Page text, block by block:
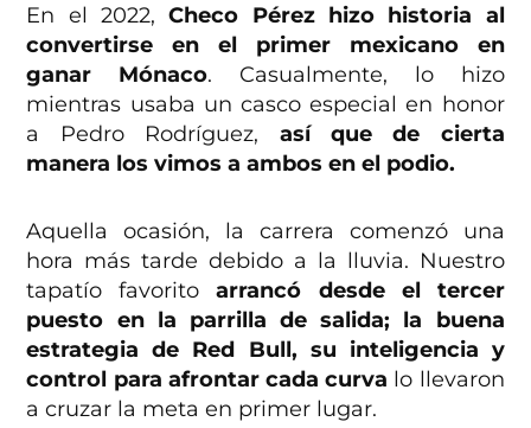
En el 2022,Checo Pérez hizo historia al
convertirse en el primer mexicano en
ganar Mónaco. Casualmente, lo hizo
mientras usaba un casco especial en honor
a Pedro Rodríguez, así que de cierta
manera los vimos a ambos en el podio.
Aquella ocasión, la carrera comenzó una
hora más tarde debido a la lluvia. Nuestro
tapatío favoritoarrancó desde el tercer
puesto en la parrilla de salida; la buena
estrategia de Red Bull, su inteligencia y
control para afrontar cada curva lo llevaron
a cruzar la meta en primer lugar.